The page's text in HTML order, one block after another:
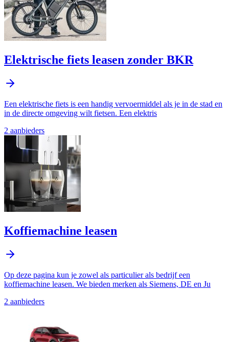
Elektrische fiets leasen zonder BKR
Een elektrische fiets is een handig vervoermiddel als je in de stad en
in de directe omgeving wilt fietsen. Een elektris
2 aanbieders
Koffiemachine leasen
Op deze pagina kun je zowel als particulier als bedrijf een
koffiemachine leasen. We bieden merken als Siemens, DE en Ju
2 aanbieders